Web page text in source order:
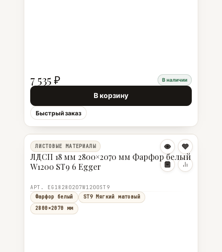
7 535 ₽ В наличии
В корзину
Быстрый заказ
ЛИСТОВЫЕ МАТЕРИАЛЫ
ЛДСП 18 мм 2800×2070 мм Фарфор белый
W1200 ST9 6 Egger
АРТ. EG18280207W1200ST9
Фарфор белый
ST9 Мягкий матовый
2800×2070 мм